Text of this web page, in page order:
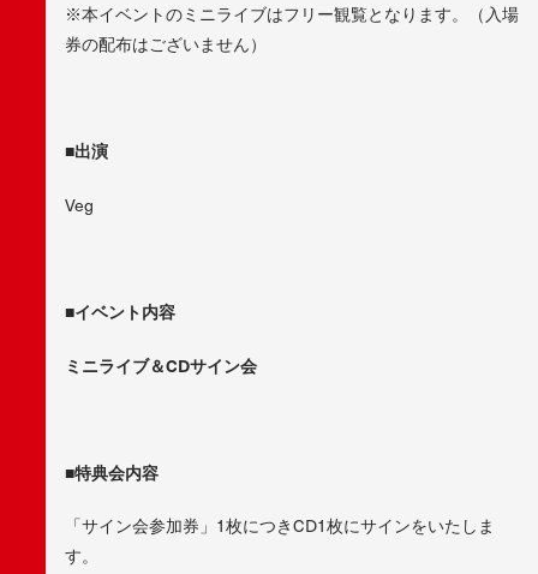
※本イベントのミニライブはフリー観覧となります。（入場
券の配布はございません）
■出演
Veg
■イベント内容
ミニライブ＆CDサイン会
■特典会内容
「サイン会参加券」1枚につきCD1枚にサインをいたしま
す。